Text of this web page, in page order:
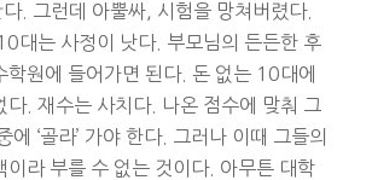
. 그런데 아뿔싸, 시험을 망쳐버렸다.
대는 사정이 낫다. 부모님의 든든한 후
학원에 들어가면 된다. 돈 없는 10대에
다. 재수는 사치다. 나온 점수에 맞춰 그
에 ‘골라’ 가야 한다. 그러나 이때 그들의
이라 부를 수 없는 것이다. 아무튼 대학